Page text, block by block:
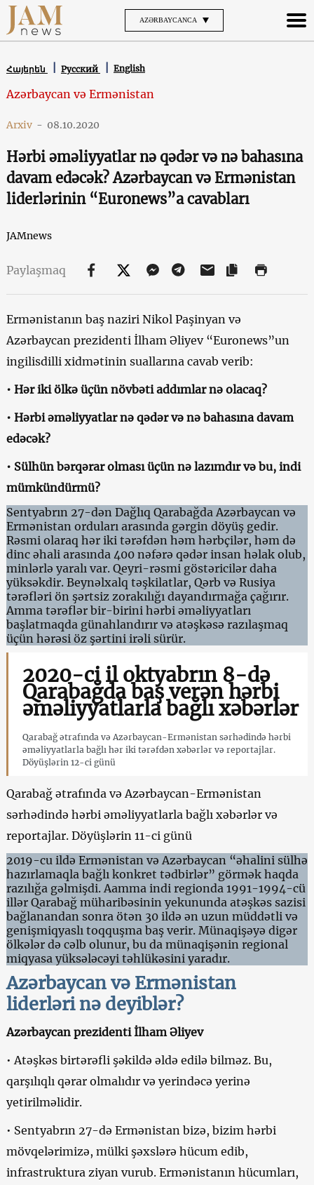
AZƏRBAYCANCA
Հայերեն Русский English
Azərbaycan və Ermənistan
Arxiv - 08.10.2020
Hərbi əməliyyatlar nə qədər və nə bahasına
davam edəcək? Azərbaycan və Ermənistan
liderlərinin “Euronews”a cavabları
JAMnews
Paylaşmaq
Ermənistanın baş naziri Nikol Paşinyan və
Azərbaycan prezidenti İlham Əliyev “Euronews”un
ingilisdilli xidmətinin suallarına cavab verib:
• Hər iki ölkə üçün növbəti addımlar nə olacaq?
• Hərbi əməliyyatlar nə qədər və nə bahasına davam
edəcək?
• Sülhün bərqərar olması üçün nə lazımdır və bu, indi
mümkündürmü?
Sentyabrın 27-dən Dağlıq Qarabağda Azərbaycan və
Ermənistan orduları arasında gərgin döyüş gedir.
Rəsmi olaraq hər iki tərəfdən həm hərbçilər, həm də
dinc əhali arasında 400 nəfərə qədər insan həlak olub,
minlərlə yaralı var. Qeyri-rəsmi göstəricilər daha
yüksəkdir. Beynəlxalq təşkilatlar, Qərb və Rusiya
tərəfləri ön şərtsiz zorakılığı dayandırmağa çağırır.
Amma tərəflər bir-birini hərbi əməliyyatları
başlatmaqda günahlandırır və atəşkəsə razılaşmaq
üçün hərəsi öz şərtini irəli sürür.
2020-ci il oktyabrın 8-də
Qarabağda baş verən hərbi
əməliyyatlarla bağlı xəbərlər
Qarabağ ətrafında və Azərbaycan-Ermənistan sərhədində hərbi
əməliyyatlarla bağlı hər iki tərəfdən xəbərlər və reportajlar.
Döyüşlərin 12-ci günü
Qarabağ ətrafında və Azərbaycan-Ermənistan
sərhədində hərbi əməliyyatlarla bağlı xəbərlər və
reportajlar. Döyüşlərin 11-ci günü
2019-cu ildə Ermənistan və Azərbaycan “əhalini sülhə
hazırlamaqla bağlı konkret tədbirlər” görmək haqda
razılığa gəlmişdi. Aamma indi regionda 1991-1994-cü
illər Qarabağ müharibəsinin yekununda atəşkəs sazisi
bağlanandan sonra ötən 30 ildə ən uzun müddətli və
genişmiqyaslı toqquşma baş verir. Münaqişəyə digər
ölkələr də cəlb olunur, bu da münaqişənin regional
miqyasa yüksələcəyi təhlükəsini yaradır.
Azərbaycan və Ermənistan
liderləri nə deyiblər?
Azərbaycan prezidenti İlham Əliyev
• Atəşkəs birtərəfli şəkildə əldə edilə bilməz. Bu,
qarşılıqlı qərar olmalıdır və yerindəcə yerinə
yetirilməlidir.
• Sentyabrın 27-də Ermənistan bizə, bizim hərbi
mövqelərimizə, mülki şəxslərə hücum edib,
infrastruktura ziyan vurub. Ermənistanın hücumları,